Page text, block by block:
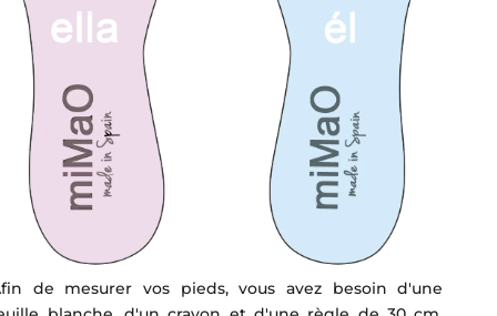
de mesurer vos pieds, vous avez besoin d'une